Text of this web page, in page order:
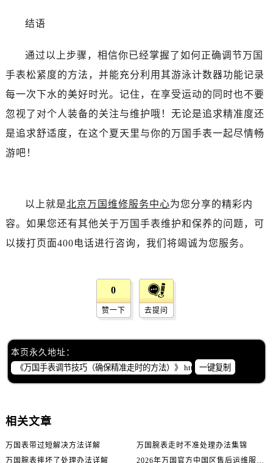
结语
通过以上步骤，相信你已经掌握了如何正确调节万国
手表松紧度的方法，并能充分利用其游泳计数器功能记录
每一次下水的美好时光。记住，在享受运动的同时也不要
忽视了对个人装备的关注与维护哦！无论是追求精准度还
是追求舒适度，在这个夏天里与你的万国手表一起尽情畅
游吧！
以上就是北京万国维修服务中心为您分享的精彩内
容。如果您还有其他关于万国手表维护和保养的问题，可
以拨打页面400电话进行咨询，我们将竭诚为您服务。
0
赞一下 去提问
本页永久地址：
一键复制
相关文章
万国表带过短解决方法详解
万国腕表走时不准处理办法集锦
万国腕表摔坏了处理办法详解
2026年万国官方中国区售后运维服务网络升级公告（最新电话及地址）